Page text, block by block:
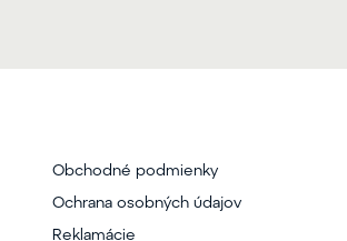
Obchodné podmienky
Ochrana osobných údajov
Reklamácie